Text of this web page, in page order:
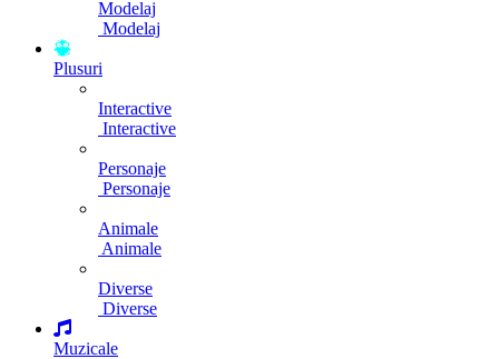
Modelaj
Modelaj
Plusuri
Interactive
Interactive
Personaje
Personaje
Animale
Animale
Diverse
Diverse
Muzicale